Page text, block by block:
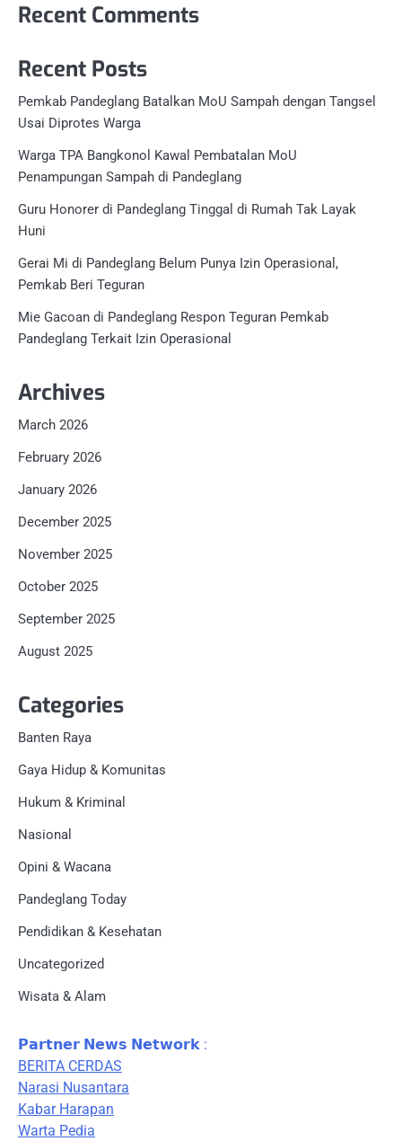
Recent Comments
Recent Posts
Pemkab Pandeglang Batalkan MoU Sampah dengan Tangsel
Usai Diprotes Warga
Warga TPA Bangkonol Kawal Pembatalan MoU
Penampungan Sampah di Pandeglang
Guru Honorer di Pandeglang Tinggal di Rumah Tak Layak
Huni
Gerai Mi di Pandeglang Belum Punya Izin Operasional,
Pemkab Beri Teguran
Mie Gacoan di Pandeglang Respon Teguran Pemkab
Pandeglang Terkait Izin Operasional
Archives
March 2026
February 2026
January 2026
December 2025
November 2025
October 2025
September 2025
August 2025
Categories
Banten Raya
Gaya Hidup & Komunitas
Hukum & Kriminal
Nasional
Opini & Wacana
Pandeglang Today
Pendidikan & Kesehatan
Uncategorized
Wisata & Alam
𝗣𝗮𝗿𝘁𝗻𝗲𝗿 𝗡𝗲𝘄𝘀 𝗡𝗲𝘁𝘄𝗼𝗿𝗸 :
BERITA CERDAS
Narasi Nusantara
Kabar Harapan
Warta Pedia